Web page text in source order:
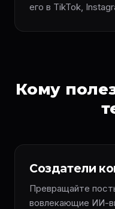
его в TikTok,
Кому
Создатели
Превращайте
вовлекающие ИИ-